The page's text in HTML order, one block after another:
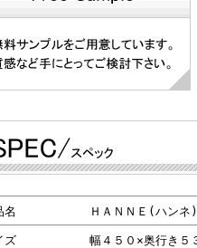
名 ＨＡＮＮＥ(ハン
ズ 幅４５０×奥行き